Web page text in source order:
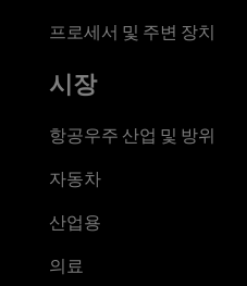
프로세서 및 주변 장치
시장
항공우주 산업 및 방위
자동차
산업용
의료